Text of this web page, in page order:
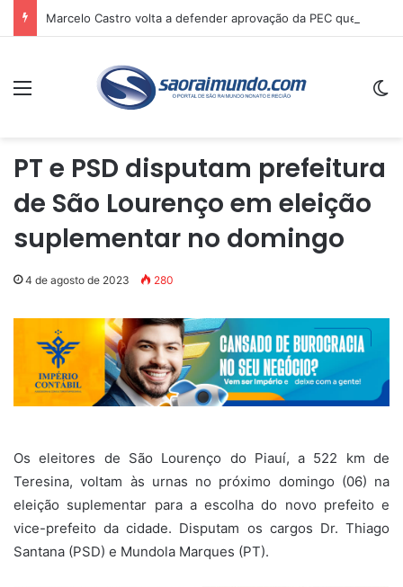
Menu
PT e PSD disputam prefeitura
de São Lourenço em eleição
suplementar no domingo
4 de agosto de 2023 280
Os eleitores de São Lourenço do Piauí, a 522 km de
Teresina, voltam às urnas no próximo domingo (06) na
eleição suplementar para a escolha do novo prefeito e
vice-prefeito da cidade. Disputam os cargos Dr. Thiago
Santana (PSD) e Mundola Marques (PT).